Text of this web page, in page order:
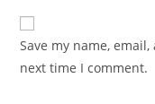
Save my name,
next time I comment.